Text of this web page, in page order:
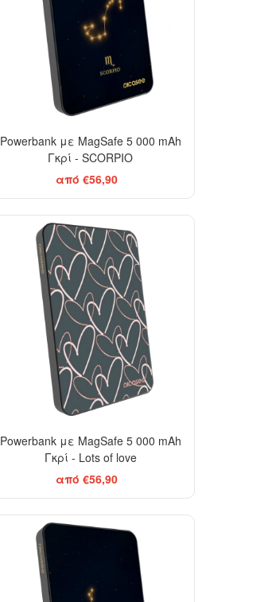
Powerbank με MagSafe 5 000 mAh
Γκρί - SCORPIO
από €56,90
Powerbank με MagSafe 5 000 mAh
Γκρί - Lots of love
από €56,90